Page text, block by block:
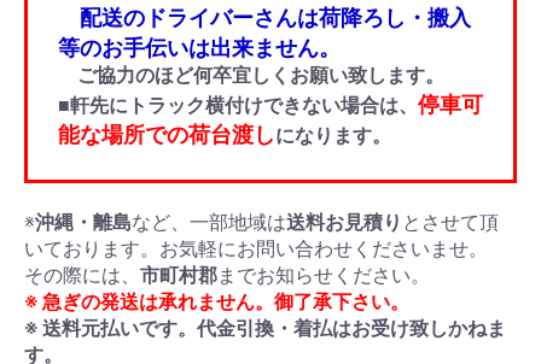
配送のドライバーさんは荷降ろし・搬入
等のお手伝いは出来ません。
ご協力のほど何卒宜しくお願い致します。
■軒先にトラック横付けできない場合は、 停車可
能な場所での荷台渡しになります。
※沖縄・離島など、一部地域は送料お見積り とさせて頂
いております。お気軽にお問い合わせくださいませ。
その際には、 市町村郡までお知らせください。
※ 急ぎの発送は承れません。御了承下さい。
※ 送料元払いです。代金引換・着払はお受け致しかねま
す。